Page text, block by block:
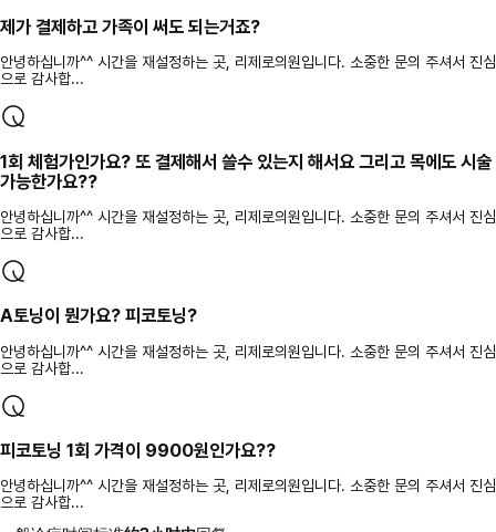
제가 결제하고 가족이 써도 되는거죠?
안녕하십니까^^ 시간을 재설정하는 곳, 리제로의원입니다. 소중한 문의 주셔서 진심
으로 감사합...
1회 체험가인가요? 또 결제해서 쓸수 있는지 해서요 그리고 목에도 시술
가능한가요??
안녕하십니까^^ 시간을 재설정하는 곳, 리제로의원입니다. 소중한 문의 주셔서 진심
으로 감사합...
A토닝이 뭔가요? 피코토닝?
안녕하십니까^^ 시간을 재설정하는 곳, 리제로의원입니다. 소중한 문의 주셔서 진심
으로 감사합...
피코토닝 1회 가격이 9900원인가요??
안녕하십니까^^ 시간을 재설정하는 곳, 리제로의원입니다. 소중한 문의 주셔서 진심
으로 감사합...